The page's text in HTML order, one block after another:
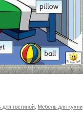
гостиной Мебель для кухни